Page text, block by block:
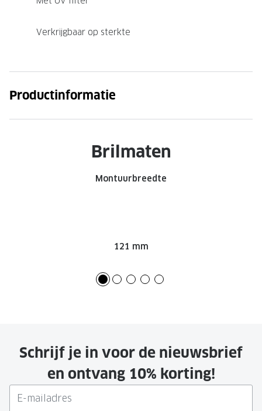
Verkrijgbaar op sterkte
Productinformatie
Brilmaten
Montuurbreedte
121 mm
Schrijf je in voor de nieuwsbrief
en ontvang 10% korting!